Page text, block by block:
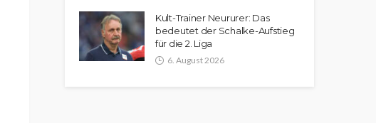
Kult-Trainer Neururer: Das
bedeutet der Schalke-Aufstieg
für die 2. Liga
6. August 2026